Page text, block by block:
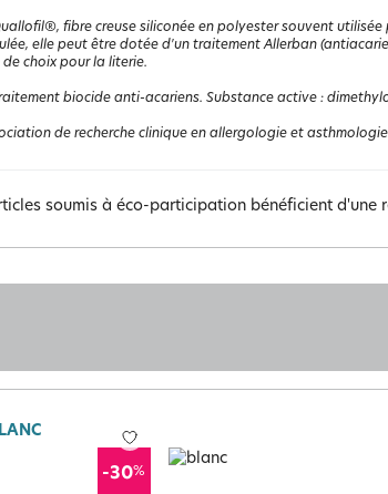
fibre creuse siliconée en polyester souvent
elle peut être dotée d'un traitement Allerban
choix pour la literie.
biocide anti-acariens. Substance active :
de recherche clinique en allergologie et
soumis à éco-participation bénéficient d'une
-30%